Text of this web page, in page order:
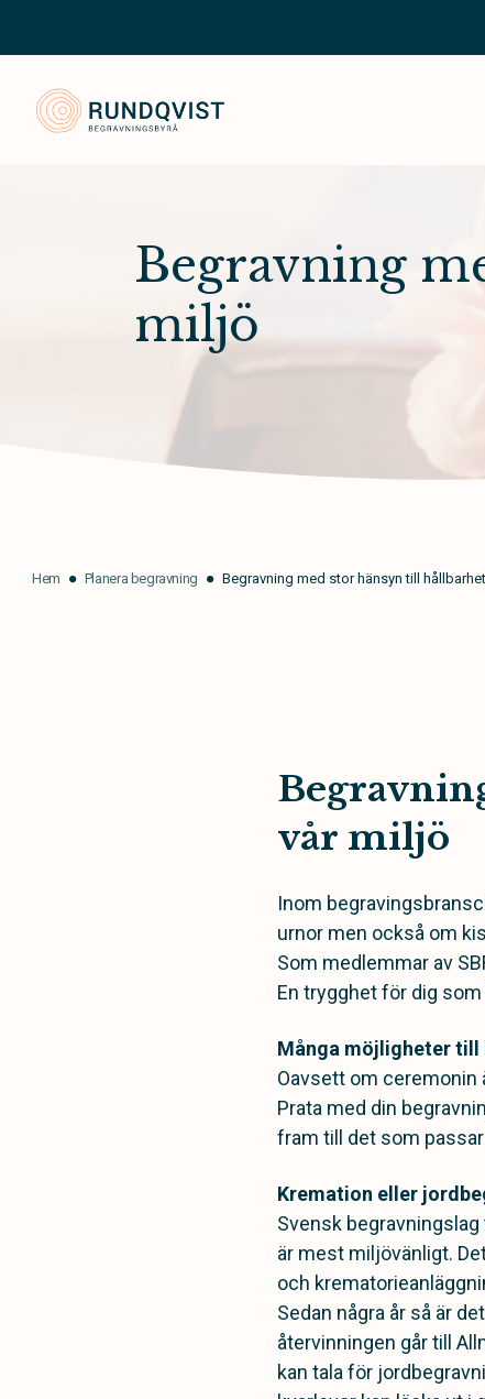
Begravning
miljö
Hem Planera begravning Begravning med stor hänsyn till
vår miljö
Inom
urnor men också om
Som medlemmar av
En trygghet för dig som
Många möjligheter till
Oavsett om ceremonin
Prata med din
fram till det som passar
Kremation eller
Svensk
är mest miljövänligt.
och
Sedan några år så är
återvinningen går till
kan tala för